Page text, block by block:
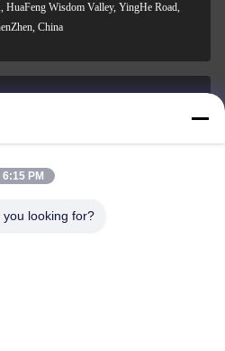
HuaFeng Wisdom Valley, YingHe Road,
China
6:15 PM
looking for?